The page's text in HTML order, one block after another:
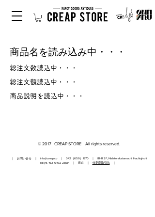
商品名を読み込み中・・・
総注文数読込中・・・
総注文額読込中・・・
商品説明を読込中・・・
© 2017 CREAP STORE All rights reserved.
｜ お問い合せ ｜ info@creap.co｜ 042（659）1870 ｜ 81-11 2F, Nishiterakatamachi, Hachioji-shi,
Tokyo, 192-0153, Japan ｜ 東京 ｜ 特定商取引法｜